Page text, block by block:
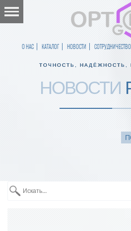
О НАС КАТАЛОГ НОВОСТИ СОТРУДНИЧЕСТВО
ТОЧНОСТЬ, НАДЁЖНОСТЬ,
НОВОСТИ